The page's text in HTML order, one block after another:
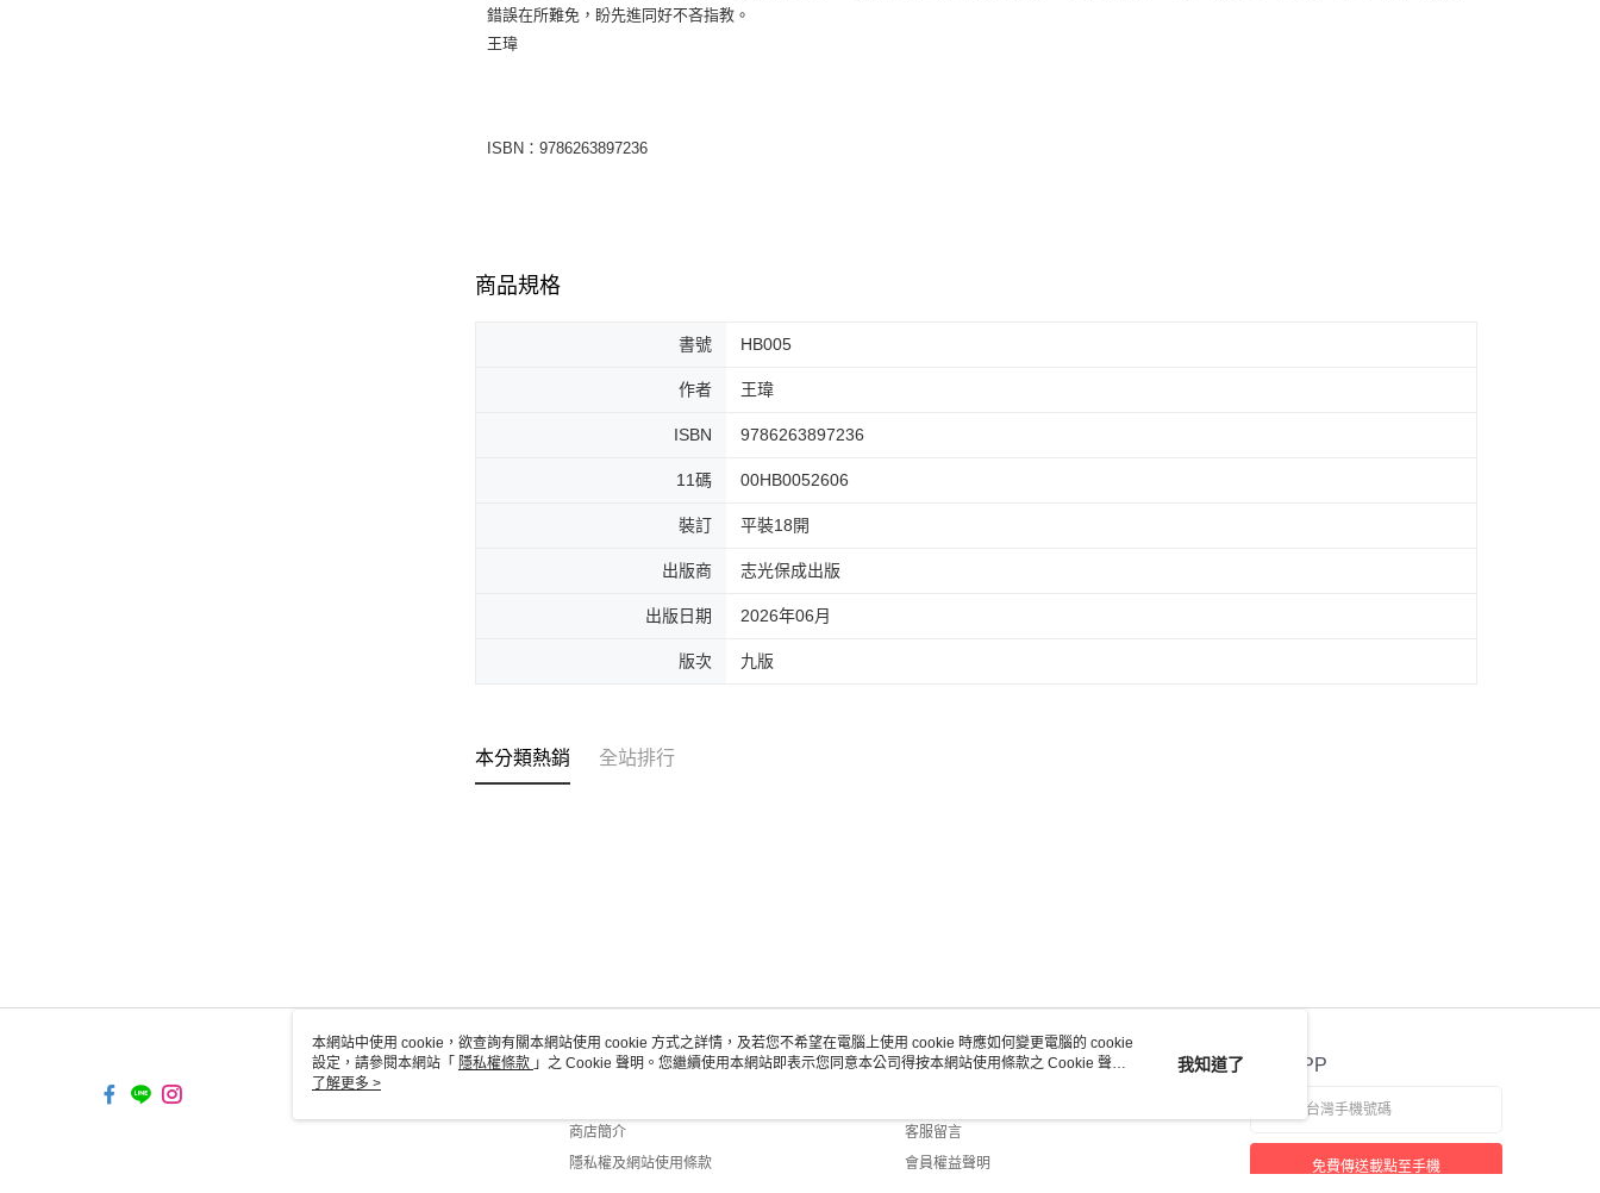
錯誤在所難免，盼先進同好不吝指教。
王瑋
ISBN：9786263897236
商品規格
書號 HB005
作者 王瑋
ISBN 9786263897236
11碼 00HB0052606
裝訂 平裝18開
出版商 志光保成出版
出版日期 2026年06月
版次 九版
本分類熱銷 全站排行
關於我們
商店簡介
隱私權及網站使用條款
客服資訊
客服留言
會員權益聲明
官方APP
免費傳送載點至手機
本網站中使用 cookie，欲查詢有關本網站使用 cookie 方式之詳情，及若您不希望在電腦上使用 cookie 時應如何變更電腦的 cookie
設定，請參閱本網站「 隱私權條款 」之 Cookie 聲明。您繼續使用本網站即表示您同意本公司得按本網站使用條款之 Cookie 聲明
使用 cookie。
了解更多 >
我知道了